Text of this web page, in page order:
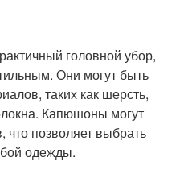
головной убор,
Они могут быть
таких как шерсть,
Капюшоны могут
что позволяет выбрать
одежды.